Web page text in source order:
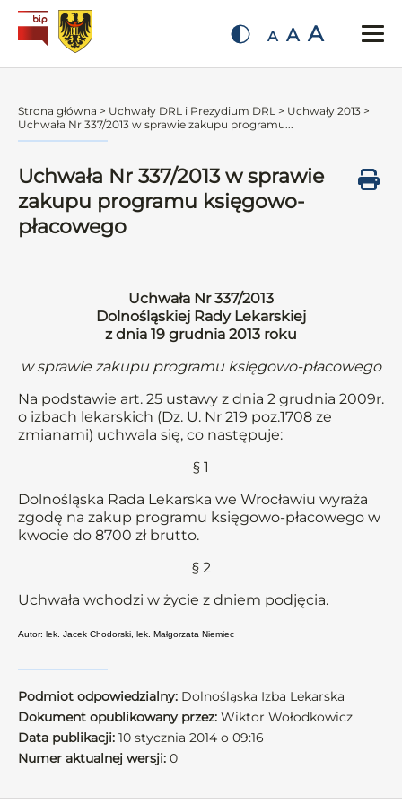
A A A
Strona główna > Uchwały DRL i Prezydium DRL > Uchwały 2013 >
Uchwała Nr 337/2013 w sprawie zakupu programu...
Uchwała Nr 337/2013 w sprawie
zakupu programu księgowo-
płacowego
Uchwała Nr 337/2013
Dolnośląskiej Rady Lekarskiej
z dnia 19 grudnia 2013 roku
w sprawie zakupu programu księgowo-płacowego
Na podstawie art. 25 ustawy z dnia 2 grudnia 2009r.
o izbach lekarskich (Dz. U. Nr 219 poz.1708 ze
zmianami) uchwala się, co następuje:
§ 1
Dolnośląska Rada Lekarska we Wrocławiu wyraża
zgodę na zakup programu księgowo-płacowego w
kwocie do 8700 zł brutto.
§ 2
Uchwała wchodzi w życie z dniem podjęcia.
Autor: lek. Jacek Chodorski, lek. Małgorzata Niemiec
Podmiot odpowiedzialny: Dolnośląska Izba Lekarska
Dokument opublikowany przez: Wiktor Wołodkowicz
Data publikacji: 10 stycznia 2014 o 09:16
Numer aktualnej wersji: 0